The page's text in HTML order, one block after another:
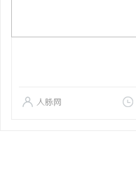
人脉网